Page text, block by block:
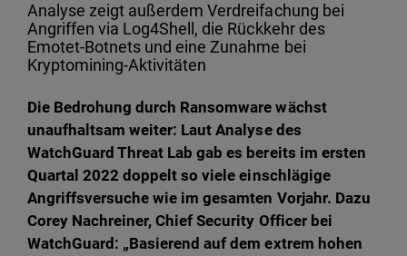
Analyse zeigt außerdem Verdreifachung bei
Angriffen via Log4Shell, die Rückkehr des
Emotet-Botnets und eine Zunahme bei
Kryptomining-Aktivitäten
Die Bedrohung durch Ransomware wächst
unaufhaltsam weiter: Laut Analyse des
WatchGuard Threat Lab gab es bereits im ersten
Quartal 2022 doppelt so viele einschlägige
Angriffsversuche wie im gesamten Vorjahr. Dazu
Corey Nachreiner, Chief Security Officer bei
WatchGuard: „Basierend auf dem extrem hohen